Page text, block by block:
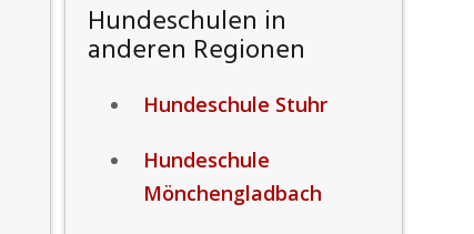
Hundeschulen in
anderen Regionen
Hundeschule Stuhr
Hundeschule
Mönchengladbach